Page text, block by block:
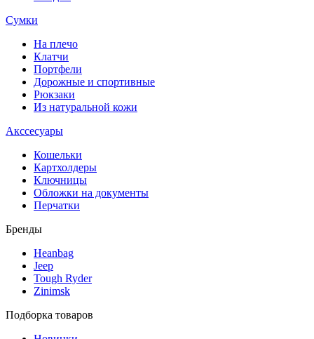
Сумки
На плечо
Клатчи
Портфели
Дорожные и спортивные
Рюкзаки
Из натуральной кожи
Акссесуары
Кошельки
Картхолдеры
Ключницы
Обложки на документы
Перчатки
Бренды
Heanbag
Jeep
Tough Ryder
Zinimsk
Подборка товаров